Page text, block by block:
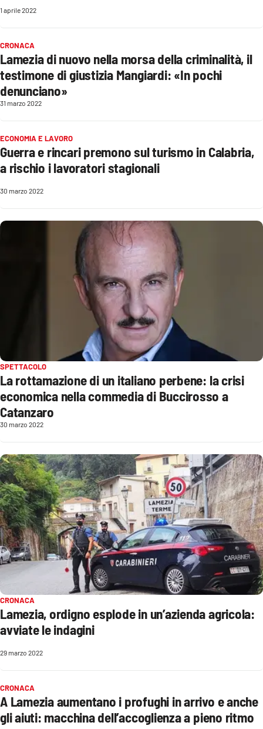
Cultura
Meteo
Editoriali
VIDEO
Ambiente
Cronaca
Economia e Lavoro
Sport
RUBRICHE
Parchi Marini Calabria
Leggendo Alvaro insieme
Imprese Di Calabria
Le perfidie di Antonella Grippo
Venti di comunicazione
LaC Network
1 aprile 2022
CRONACA
Lamezia di nuovo nella morsa della criminalità, il
testimone di giustizia Mangiardi: «In pochi
denunciano»
31 marzo 2022
ECONOMIA E LAVORO
Guerra e rincari premono sul turismo in Calabria,
a rischio i lavoratori stagionali
30 marzo 2022
SPETTACOLO
La rottamazione di un italiano perbene: la crisi
economica nella commedia di Buccirosso a
Catanzaro
30 marzo 2022
CRONACA
Lamezia, ordigno esplode in un’azienda agricola:
avviate le indagini
29 marzo 2022
CRONACA
A Lamezia aumentano i profughi in arrivo e anche
gli aiuti: macchina dell’accoglienza a pieno ritmo